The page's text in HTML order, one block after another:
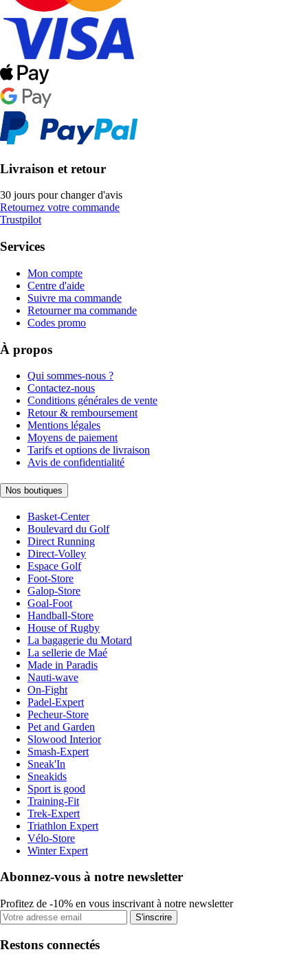
Livraison et retour
30 jours pour changer d'avis
Retournez votre commande
Trustpilot
Services
Mon compte
Centre d'aide
Suivre ma commande
Retourner ma commande
Codes promo
À propos
Qui sommes-nous ?
Contactez-nous
Conditions générales de vente
Retour & remboursement
Mentions légales
Moyens de paiement
Tarifs et options de livraison
Avis de confidentialité
Nos boutiques
Basket-Center
Boulevard du Golf
Direct Running
Direct-Volley
Espace Golf
Foot-Store
Galop-Store
Goal-Foot
Handball-Store
House of Rugby
La bagagerie du Motard
La sellerie de Maé
Made in Paradis
Nauti-wave
On-Fight
Padel-Expert
Pecheur-Store
Pet and Garden
Slowood Interior
Smash-Expert
Sneak'In
Sneakids
Sport is good
Training-Fit
Trek-Expert
Triathlon Expert
Vélo-Store
Winter Expert
Abonnez-vous à notre newsletter
Profitez de -10% en vous inscrivant à notre newsletter
S'inscrire
Restons connectés